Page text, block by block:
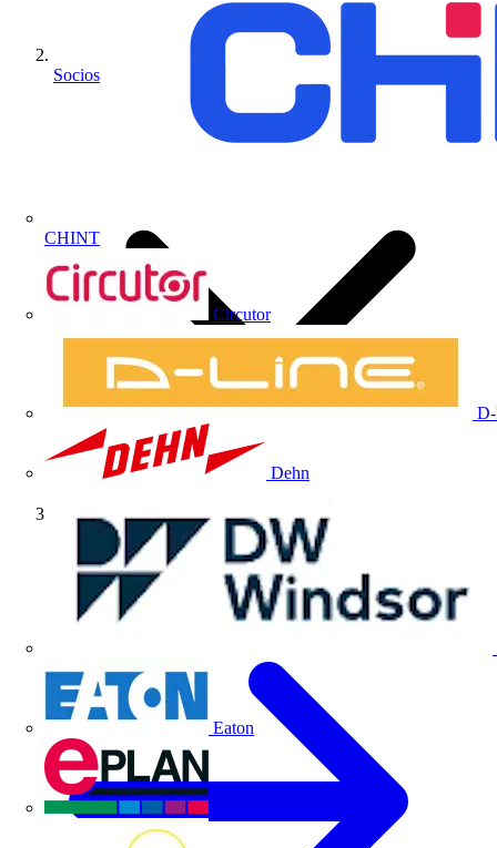
CHINT
Circutor
Dehn
Eaton
Socios
Fabricante